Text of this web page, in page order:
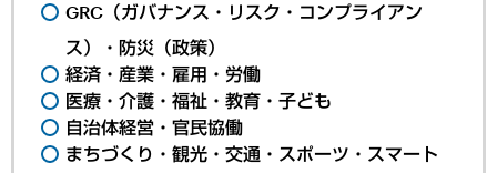
GRC（ガバナンス・リスク・コンプライアン
ス）・防災（政策）
経済・産業・雇用・労働
医療・介護・福祉・教育・子ども
自治体経営・官民協働
まちづくり・観光・交通・スポーツ・スマート